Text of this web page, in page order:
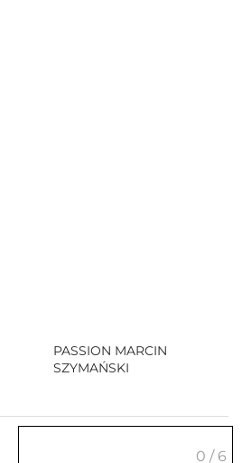
PASSION MARCIN
SZYMAŃSKI
0 / 6